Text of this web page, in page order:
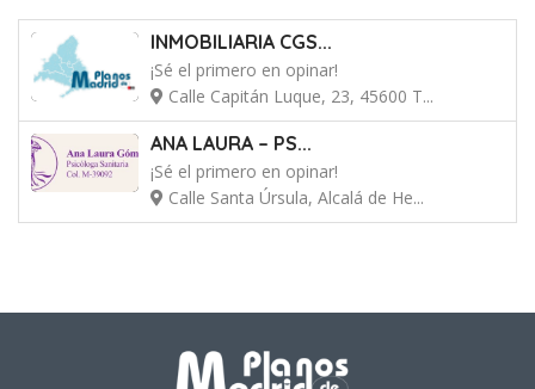
INMOBILIARIA CGS...
¡Sé el primero en opinar!
Calle Capitán Luque, 23, 45600 T...
ANA LAURA – PS...
¡Sé el primero en opinar!
Calle Santa Úrsula, Alcalá de He...